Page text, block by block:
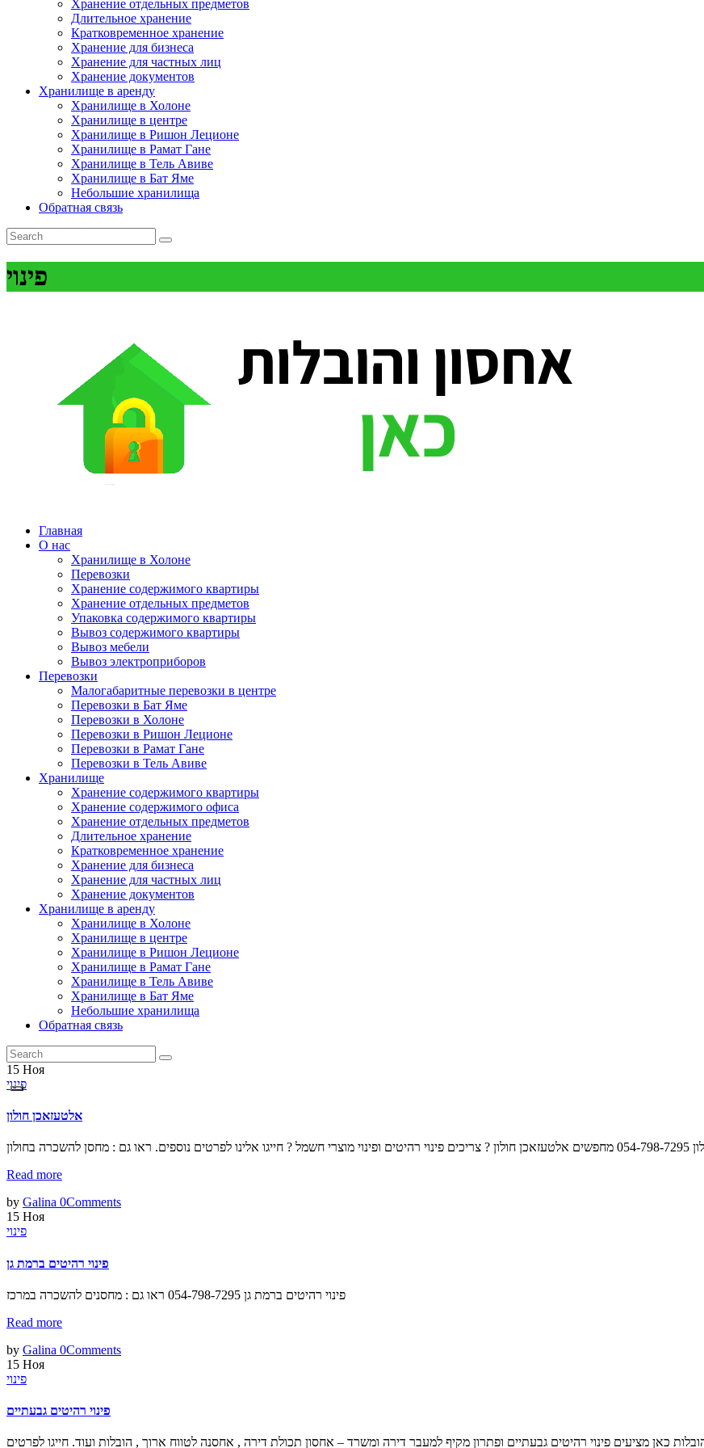
Хранение отдельных предметов
Длительное хранение
Кратковременное хранение
Хранение для бизнеса
Хранение для частных лиц
Хранение документов
Хранилище в аренду
Хранилище в Холоне
Хранилище в центре
Хранилище в Ришон Леционе
Хранилище в Рамат Гане
Хранилище в Тель Авиве
Хранилище в Бат Яме
Небольшие хранилища
Обратная связь
פינוי
Главная
О нас
Хранилище в Холоне
Перевозки
Хранение содержимого квартиры
Хранение отдельных предметов
Упаковка содержимого квартиры
Вывоз содержимого квартиры
Вывоз мебели
Вывоз электроприборов
Перевозки
Малогабаритные перевозки в центре
Перевозки в Бат Яме
Перевозки в Холоне
Перевозки в Ришон Леционе
Перевозки в Рамат Гане
Перевозки в Тель Авиве
Хранилище
Хранение содержимого квартиры
Хранение содержимого офиса
Хранение отдельных предметов
Длительное хранение
Кратковременное хранение
Хранение для бизнеса
Хранение для частных лиц
Хранение документов
Хранилище в аренду
Хранилище в Холоне
Хранилище в центре
Хранилище в Ришон Леционе
Хранилище в Рамат Гане
Хранилище в Тель Авиве
Хранилище в Бат Яме
Небольшие хранилища
Обратная связь
15 Ноя
פינוי
אלטעזאכן חולון
להשכרה בחולון
Read more
by Galina 0Comments
15 Ноя
פינוי
פינוי רהיטים ברמת גן
פינוי רהיטים ברמת גן 054-798-7295 ראו גם : מחסנים להשכרה במרכז
Read more
by Galina 0Comments
15 Ноя
פינוי
פינוי רהיטים גבעתיים
דירה גבעתיים ? אחסון והובלות כאן מציעים פינוי רהיטים גבעתיים ופתרון מקיף למעבר דירה ומשרד – אחסון תכולת דירה , אחסנה לטווח ארוך , הובלות ועוד. חייגו לפרטים